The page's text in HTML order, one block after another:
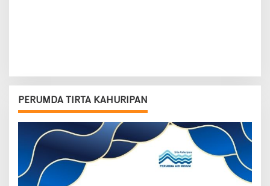
PERUMDA TIRTA KAHURIPAN